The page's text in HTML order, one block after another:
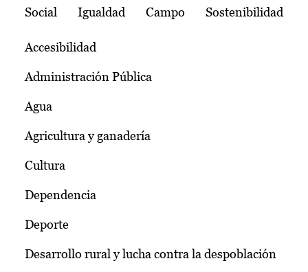
Social Igualdad Campo Sostenibilidad
Accesibilidad
Administración Pública
Agua
Agricultura y ganadería
Cultura
Dependencia
Deporte
Desarrollo rural y lucha contra la despoblación